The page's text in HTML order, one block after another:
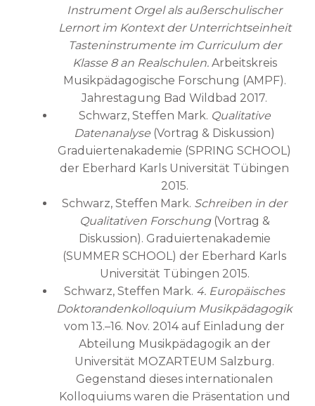
Instrument Orgel als außerschulischer
Lernort im Kontext der Unterrichtseinheit
Tasteninstrumente im Curriculum der
Klasse 8 an Realschulen.Arbeitskreis
Musikpädagogische Forschung (AMPF).
Jahrestagung Bad Wildbad 2017.
Schwarz, Steffen Mark. Qualitative
Datenanalyse (Vortrag & Diskussion)
Graduiertenakademie (SPRING SCHOOL)
der Eberhard Karls Universität Tübingen
2015.
Schwarz, Steffen Mark. Schreiben in der
Qualitativen Forschung(Vortrag &
Diskussion). Graduiertenakademie
(SUMMER SCHOOL) der Eberhard Karls
Universität Tübingen 2015.
Schwarz, Steffen Mark. 4. Europäisches
Doktorandenkolloquium Musikpädagogik
vom 13.–16. Nov. 2014 auf Einladung der
Abteilung Musikpädagogik an der
Universität MOZARTEUM Salzburg.
Gegenstand dieses internationalen
Kolloquiums waren die Präsentation und